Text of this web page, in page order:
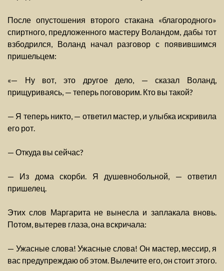
После опустошения второго стакана «благородного»
спиртного, предложенного мастеру Воландом, дабы тот
взбодрился, Воланд начал разговор с появившимся
пришельцем:
«— Ну вот, это другое дело, — сказал Воланд,
прищуриваясь, — теперь поговорим. Кто вы такой?
— Я теперь никто, — ответил мастер, и улыбка искривила
его рот.
— Откуда вы сейчас?
— Из дома скорби. Я душевнобольной, — ответил
пришелец.
Этих слов Маргарита не вынесла и заплакала вновь.
Потом, вытерев глаза, она вскричала:
— Ужасные слова! Ужасные слова! Он мастер, мессир, я
вас предупреждаю об этом. Вылечите его, он стоит этого.